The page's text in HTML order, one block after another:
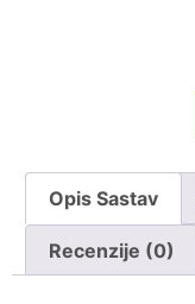
Opis Sastav
Recenzije (0)